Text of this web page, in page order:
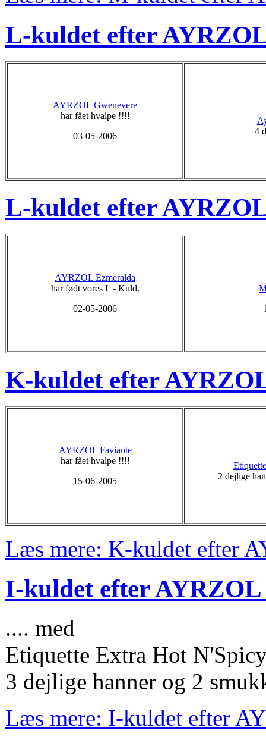
L-kuldet efter
AYRZOL Gwenevere
har fået hvalpe !!!!
03-05-2006
4
L-kuldet efter
AYRZOL Ezmeralda
har født vores L - Kuld.
02-05-2006
K-kuldet efter
AYRZOL Faviante
har fået hvalpe !!!!
15-06-2005
2 dejlige
Læs mere: K-kuldet efter
I-kuldet efter
.... med
Etiquette Extra Hot
3 dejlige hanner og 2
Læs mere: I-kuldet efter